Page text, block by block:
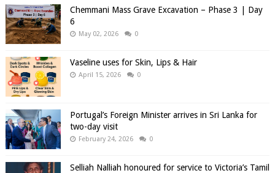
Chemmani Mass Grave Excavation – Phase 3 | Day
6
May 02, 2026 0
Vaseline uses for Skin, Lips & Hair
April 15, 2026 0
Portugal’s Foreign Minister arrives in Sri Lanka for
two-day visit
February 24, 2026 0
Selliah Nalliah honoured for service to Victoria’s Tamil